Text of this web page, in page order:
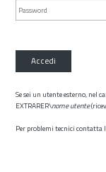
Accedi
Se sei un utente esterno, nel
EXTRARER\nome utente
Per problemi tecnici contatta